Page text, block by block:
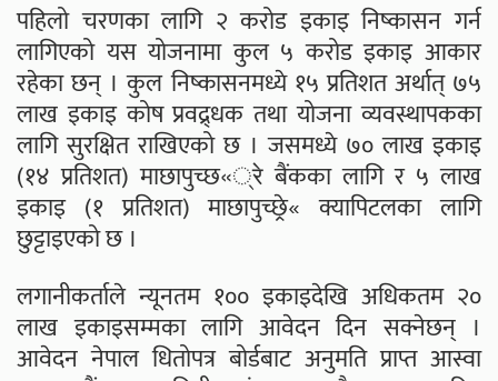
पहिलो चरणका लागि २ करोड इकाइ निष्कासन गर्न
लागिएको यस योजनामा कुल ५ करोड इकाइ आकार
रहेका छन् । कुल निष्कासनमध्ये १५ प्रतिशत अर्थात् ७५
लाख इकाइ कोष प्रवद्र्धक तथा योजना व्यवस्थापकका
लागि सुरक्षित राखिएको छ । जसमध्ये ७० लाख इकाइ
(१४ प्रतिशत) माछापुच्छ«्रे बैंकका लागि र ५ लाख
इकाइ (१ प्रतिशत) माछापुच्छ्रे« क्यापिटलका लागि
छुट्टाइएको छ ।
लगानीकर्ताले न्यूनतम १०० इकाइदेखि अधिकतम २०
लाख इकाइसम्मका लागि आवेदन दिन सक्नेछन् ।
आवेदन नेपाल धितोपत्र बोर्डबाट अनुमति प्राप्त आस्वा